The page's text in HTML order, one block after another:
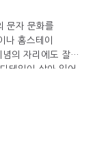
문자 문화를
나 홈스테이
의 자리에도 잘
테일이 살아 있어